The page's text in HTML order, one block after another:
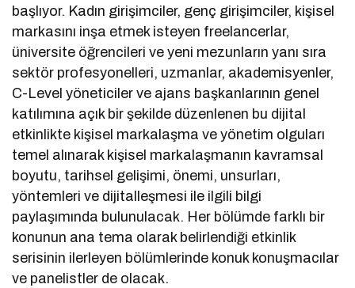
başlıyor. Kadın girişimciler, genç girişimciler, kişisel
markasını inşa etmek isteyen freelancerlar,
üniversite öğrencileri ve yeni mezunların yanı sıra
sektör profesyonelleri, uzmanlar, akademisyenler,
C-Level yöneticiler ve ajans başkanlarının genel
katılımına açık bir şekilde düzenlenen bu dijital
etkinlikte kişisel markalaşma ve yönetim olguları
temel alınarak kişisel markalaşmanın kavramsal
boyutu, tarihsel gelişimi, önemi, unsurları,
yöntemleri ve dijitalleşmesi ile ilgili bilgi
paylaşımında bulunulacak. Her bölümde farklı bir
konunun ana tema olarak belirlendiği etkinlik
serisinin ilerleyen bölümlerinde konuk konuşmacılar
ve panelistler de olacak.